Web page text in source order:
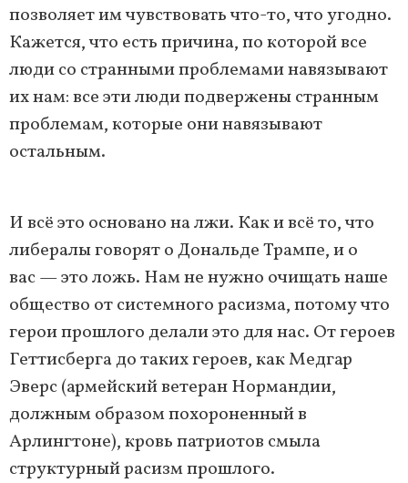
позволяет им чувствовать что-то, что угодно.
Кажется, что есть причина, по которой все
люди со странными проблемами навязывают
их нам: все эти люди подвержены странным
проблемам, которые они навязывают
остальным.
И всё это основано на лжи. Как и всё то, что
либералы говорят о Дональде Трампе, и о
вас — это ложь. Нам не нужно очищать наше
общество от системного расизма, потому что
герои прошлого делали это для нас. От героев
Геттисберга до таких героев, как Медгар
Эверс (армейский ветеран Нормандии,
должным образом похороненный в
Арлингтоне), кровь патриотов смыла
структурный расизм прошлого.